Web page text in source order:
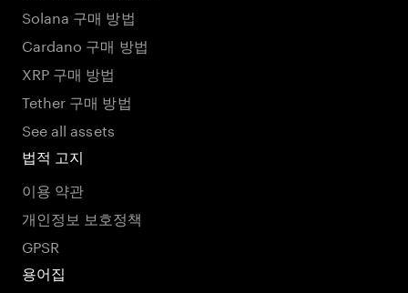
Solana 구매 방법
Cardano 구매 방법
XRP 구매 방법
Tether 구매 방법
See all assets
법적 고지
이용 약관
개인정보 보호정책
GPSR
용어집